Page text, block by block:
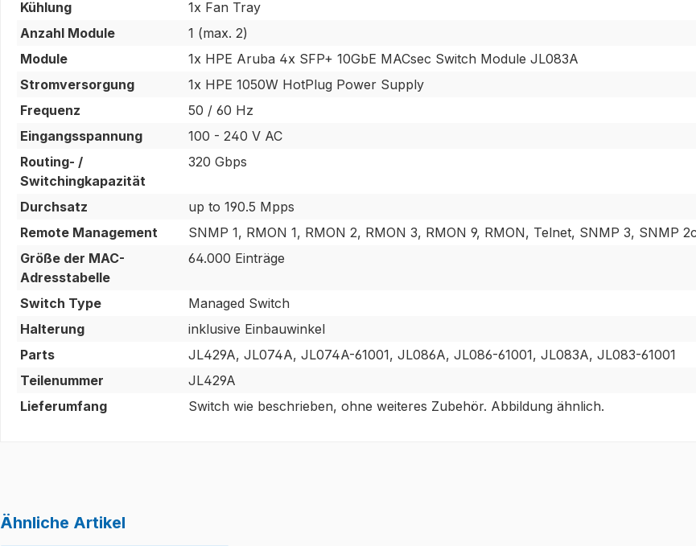
Kühlung
1x Fan Tray
Anzahl Module
1 (max. 2)
Module
1x HPE Aruba 4x SFP+ 10GbE MACsec Switch Module JL083A
Stromversorgung
1x HPE 1050W HotPlug Power Supply
Frequenz
50 / 60 Hz
Eingangsspannung
100 - 240 V AC
Routing- /
Switchingkapazität
320 Gbps
Durchsatz
up to 190.5 Mpps
Remote Management
SNMP 1, RMON 1, RMON 2, RMON 3, RMON 9, RMON, Telnet, SNMP 3, SNMP
Größe der MAC-
Adresstabelle
64.000 Einträge
Switch Type
Managed Switch
Halterung
inklusive Einbauwinkel
Parts
JL429A, JL074A, JL074A-61001, JL086A, JL086-61001, JL083A, JL083-61001
Teilenummer
JL429A
Lieferumfang
Switch wie beschrieben, ohne weiteres Zubehör. Abbildung ähnlich.
Ähnliche Artikel